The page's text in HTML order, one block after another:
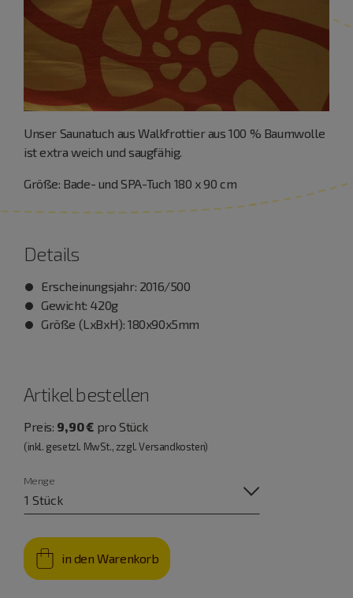
Unser Saunatuch aus Walkfrottier aus 100 % Baumwolle
ist extra weich und saugfähig.
Größe: Bade- und SPA-Tuch 180 x 90 cm
Details
Erscheinungsjahr: 2016/500
Gewicht: 420g
Größe (LxBxH): 180x90x5mm
Artikel bestellen
Preis: 9,90 € pro Stück
(inkl. gesetzl. MwSt., zzgl. Versandkosten)
Menge
in den Warenkorb